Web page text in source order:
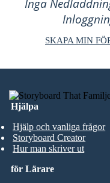
Inga
SKAPA MIN
Hjälpa
Hjälp och vanliga frågor
Storyboard Creator
Hur man skriver ut
för Lärare